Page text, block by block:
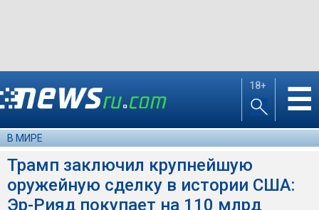
18+ ☰
В МИРЕ
Трамп заключил крупнейшую
оружейную сделку в истории США:
Эр-Рияд покупает на 110 млрд